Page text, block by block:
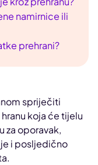
namirnice ili
prehrani?
spriječiti
koja će tijelu
za oporavak,
i posljedično